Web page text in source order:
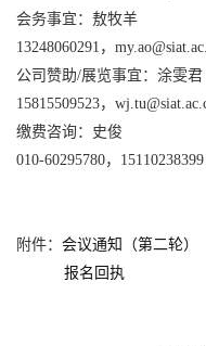
会务事宜：敖牧羊
13248060291，
公司赞助/展览事宜：涂雯君
15815509523，
缴费咨询：史俊
010-60295780，15110238399
附件： 会议通知（第二轮）
报名回执